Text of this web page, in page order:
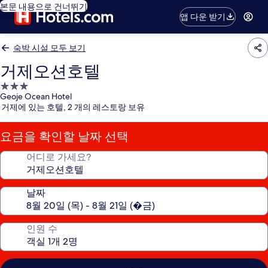
본문 내용으로 건너뛰기
앱 다운 받기
숙박 시설 모두 보기
거제오션호텔
3.0
성
급
숙
박
시
Geoje Ocean Hotel
거제에 있는 호텔, 2 개의 레스토랑 보유
요금을 확인할 날짜 선택
어디로 가세요?
날짜
인원 수